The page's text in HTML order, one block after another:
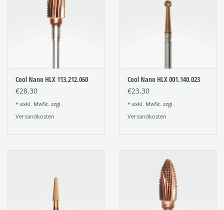
Cool Nano HLX 113.212.060
€28,30
* exkl. MwSt. zzgl.
Versandkosten
Cool Nano HLX 001.140.023
€23,30
* exkl. MwSt. zzgl.
Versandkosten